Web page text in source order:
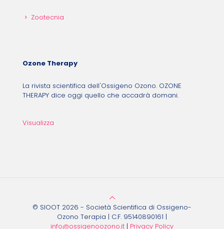
Zootecnia
Ozone Therapy
La rivista scientifica dell'Ossigeno Ozono. OZONE
THERAPY dice oggi quello che accadrà domani.
Visualizza
© SIOOT 2026 - Società Scientifica di Ossigeno-
Ozono Terapia | C.F. 95140890161 |
info@ossigenoozono.it | Privacy Policy